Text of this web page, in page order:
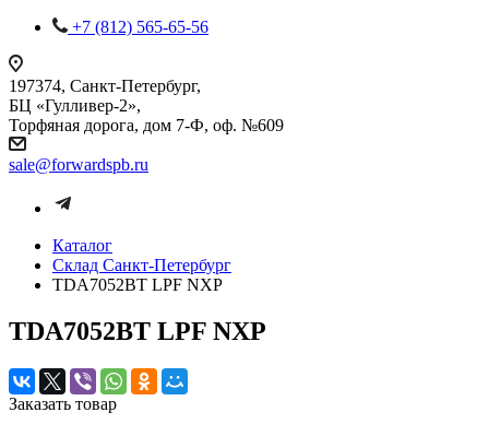
+7 (812) 565-65-56
197374, Санкт-Петербург,
БЦ «Гулливер-2»,
Торфяная дорога, дом 7-Ф, оф. №609
sale@forwardspb.ru
Каталог
Cклад Санкт-Петербург
TDA7052BT LPF NXP
TDA7052BT LPF NXP
Заказать товар